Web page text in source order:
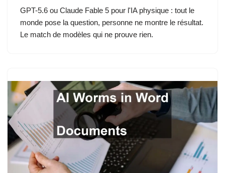
GPT-5.6 ou Claude Fable 5 pour l'IA physique : tout le
monde pose la question, personne ne montre le résultat.
Le match de modèles qui ne prouve rien.